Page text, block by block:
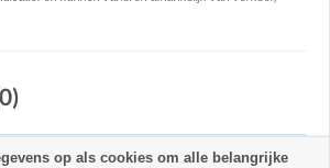
worden gecontroleerd door La
op als cookies om alle belangrijke